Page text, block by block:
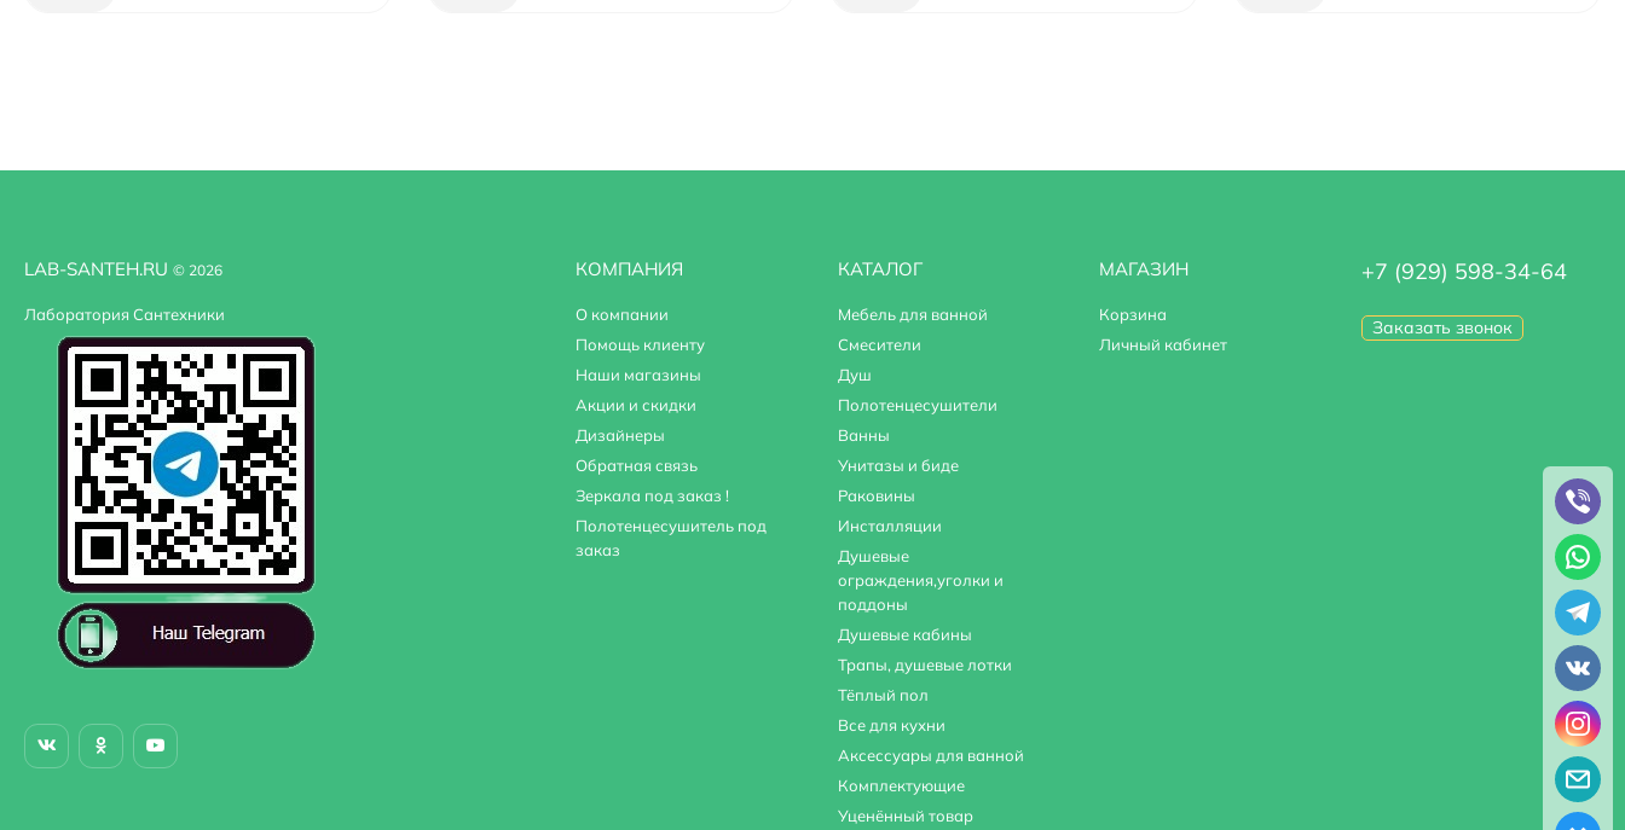
LAB-SANTEH.RU © 2026
Лаборатория Сантехники
КОМПАНИЯ
О компании
Помощь клиенту
Наши магазины
Акции и скидки
Дизайнеры
Обратная связь
Зеркала под заказ !
Полотенцесушитель под
заказ
КАТАЛОГ
Мебель для ванной
Смесители
Душ
Полотенцесушители
Ванны
Унитазы и биде
Раковины
Инсталляции
Душевые
ограждения,уголки и
поддоны
Душевые кабины
Трапы, душевые лотки
Тёплый пол
Все для кухни
Аксессуары для ванной
Комплектующие
Уценённый товар
МАГАЗИН
Корзина
Личный кабинет
+7 (929) 598-34-64
Заказать звонок